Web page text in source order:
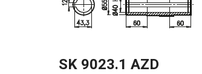
SK 9023.1 AZD